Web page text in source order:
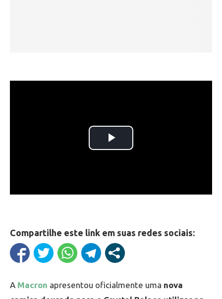
Compartilhe este link em suas redes sociais:
A Macron apresentou oficialmente uma nova